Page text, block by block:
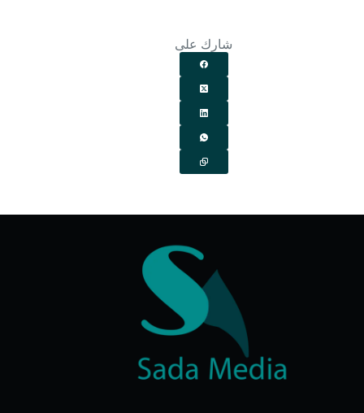
شارك على